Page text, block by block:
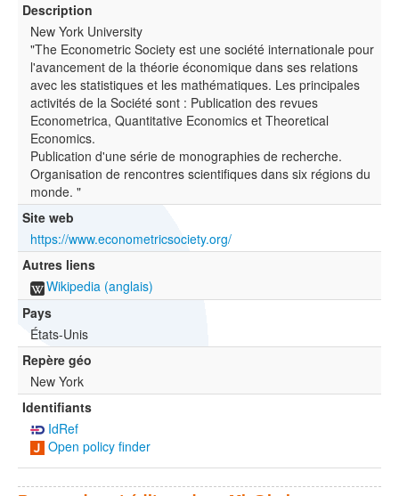
?
Description
New York University
"The Econometric Society est une société internationale pour
l'avancement de la théorie économique dans ses relations
avec les statistiques et les mathématiques. Les principales
activités de la Société sont : Publication des revues
Econometrica, Quantitative Economics et Theoretical
Economics.
Publication d'une série de monographies de recherche.
Organisation de rencontres scientifiques dans six régions du
monde. "
Site web
https://www.econometricsociety.org/
Autres liens
Wikipedia (anglais)
Pays
États-Unis
Repère géo
New York
Identifiants
IdRef
Open policy finder